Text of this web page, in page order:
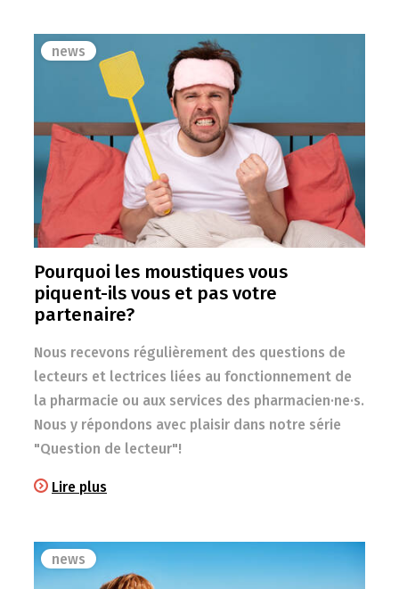
news
Pourquoi les moustiques vous
piquent-ils vous et pas votre
partenaire?
Nous recevons régulièrement des questions de
lecteurs et lectrices liées au fonctionnement de
la pharmacie ou aux services des pharmacien·ne·s.
Nous y répondons avec plaisir dans notre série
"Question de lecteur"!
Lire plus
news